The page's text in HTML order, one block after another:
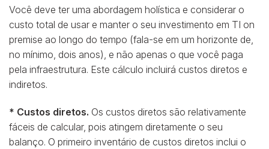
Você deve ter uma abordagem holística e considerar o
custo total de usar e manter o seu investimento em TI on
premise ao longo do tempo (fala-se em um horizonte de,
no mínimo, dois anos), e não apenas o que você paga
pela infraestrutura. Este cálculo incluirá custos diretos e
indiretos.
* Custos diretos. Os custos diretos são relativamente
fáceis de calcular, pois atingem diretamente o seu
balanço. O primeiro inventário de custos diretos inclui o